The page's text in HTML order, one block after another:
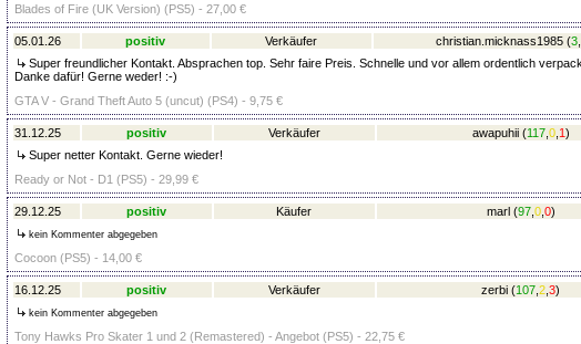
Blades of Fire (UK Version) (PS5) - 27,00 €
05.01.26 positiv Verkäufer christian.micknass1985 (3
Super freundlicher Kontakt. Absprachen top. Sehr faire Preis. Schnelle und vor allem ordentlich
Danke dafür! Gerne weder! :-)
GTA V - Grand Theft Auto 5 (uncut) (PS4) - 9,75 €
31.12.25 positiv Verkäufer awapuhii (117, 0, 1)
Super netter Kontakt. Gerne wieder!
Ready or Not - D1 (PS5) - 29,99 €
29.12.25 positiv Käufer marl (97, 0, 0)
kein Kommenter abgegeben
Cocoon (PS5) - 14,00 €
16.12.25 positiv Verkäufer zerbi (107 2 3)
kein Kommenter abgegeben
Tony Hawks Pro Skater 1 und 2 (Remastered) - Angebot (PS5) - 22,75 €